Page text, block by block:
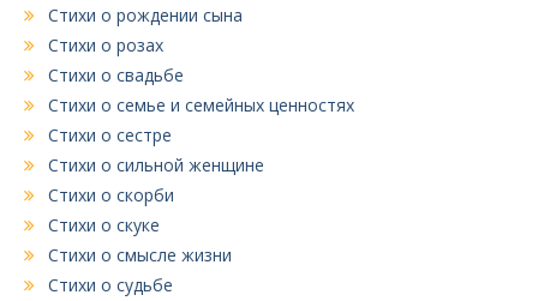
Стихи о рождении сына
Стихи о розах
Стихи о свадьбе
Стихи о семье и семейных ценностях
Стихи о сестре
Стихи о сильной женщине
Стихи о скорби
Стихи о скуке
Стихи о смысле жизни
Стихи о судьбе